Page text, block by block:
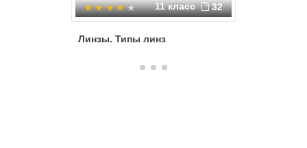
11 класс 32
Линзы. Типы линз